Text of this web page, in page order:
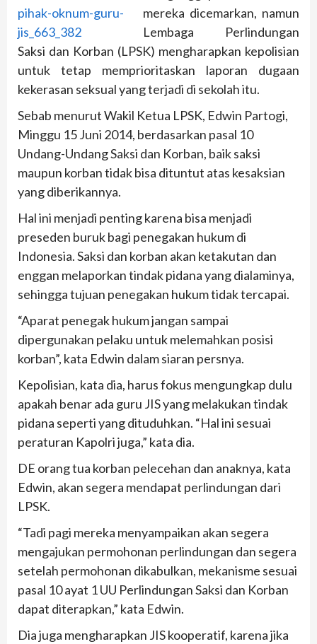
mereka dicemarkan, namun
Lembaga Perlindungan
Saksi dan Korban (LPSK) mengharapkan kepolisian
untuk tetap memprioritaskan laporan dugaan
kekerasan seksual yang terjadi di sekolah itu.
Sebab menurut Wakil Ketua LPSK, Edwin Partogi,
Minggu 15 Juni 2014, berdasarkan pasal 10
Undang-Undang Saksi dan Korban, baik saksi
maupun korban tidak bisa dituntut atas kesaksian
yang diberikannya.
Hal ini menjadi penting karena bisa menjadi
preseden buruk bagi penegakan hukum di
Indonesia. Saksi dan korban akan ketakutan dan
enggan melaporkan tindak pidana yang dialaminya,
sehingga tujuan penegakan hukum tidak tercapai.
“Aparat penegak hukum jangan sampai
dipergunakan pelaku untuk melemahkan posisi
korban”, kata Edwin dalam siaran persnya.
Kepolisian, kata dia, harus fokus mengungkap dulu
apakah benar ada guru JIS yang melakukan tindak
pidana seperti yang dituduhkan. “Hal ini sesuai
peraturan Kapolri juga,” kata dia.
DE orang tua korban pelecehan dan anaknya, kata
Edwin, akan segera mendapat perlindungan dari
LPSK.
“Tadi pagi mereka menyampaikan akan segera
mengajukan permohonan perlindungan dan segera
setelah permohonan dikabulkan, mekanisme sesuai
pasal 10 ayat 1 UU Perlindungan Saksi dan Korban
dapat diterapkan,” kata Edwin.
Dia juga mengharapkan JIS kooperatif, karena jika